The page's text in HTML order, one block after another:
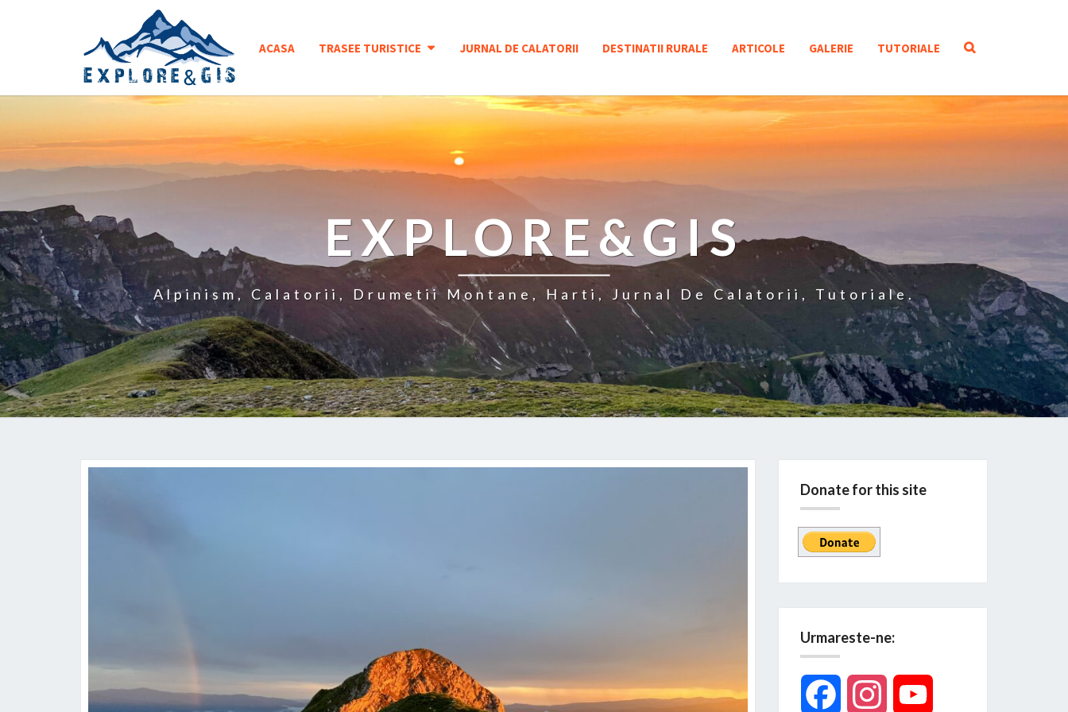
ACASA TRASEE TURISTICE JURNAL DE CALATORII DESTINATII RURALE ARTICOLE GALERIE TUTORIALE
SEARCH
EXPLORE&GIS
Alpinism, Calatorii, Drumetii Montane, Harti, Jurnal De Calatorii, Tutoriale.
Donate for this site
Urmareste-ne:
Facebook Instagram